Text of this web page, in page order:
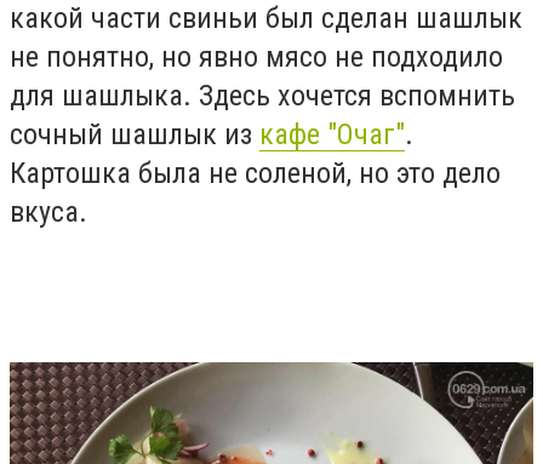
какой части свиньи был сделан шашлык
не понятно, но явно мясо не подходило
для шашлыка. Здесь хочется вспомнить
сочный шашлык из кафе "Очаг".
Картошка была не соленой, но это дело
вкуса.